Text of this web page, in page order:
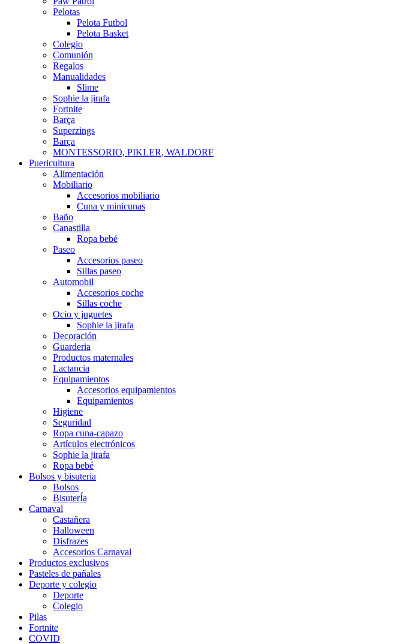
Pelotas
Pelota Futbol
Pelota Basket
Colegio
Comunión
Regalos
Manualidades
Slime
Sophie la jirafa
Fortnite
Barça
Superzings
Barça
MONTESSORIO, PIKLER, WALDORF
Puericultura
Alimentación
Mobiliario
Accesorios mobiliario
Cuna y minicunas
Baño
Canastilla
Ropa bebé
Paseo
Accesorios paseo
Sillas paseo
Automobil
Accesorios coche
Sillas coche
Ocio y juguetes
Sophie la jirafa
Decoración
Guarderia
Productos maternales
Lactancia
Equipamientos
Accesorios equipamientos
Equipamientos
Higiene
Seguridad
Ropa cuna-capazo
Artículos electrónicos
Sophie la jirafa
Ropa bebé
Bolsos y bisuteria
Bolsos
BisuterÍa
Carnaval
Castañera
Halloween
Disfrazes
Accesorios Carnaval
Productos exclusivos
Pasteles de pañales
Deporte y colegio
Deporte
Colegio
Pilas
Fortnite
COVID